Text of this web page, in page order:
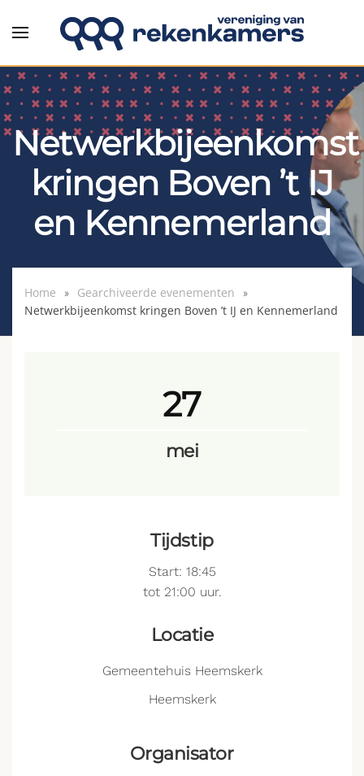
Overslaan en naar de inhoud gaan
Netwerkbijeenkomst
kringen Boven ’t IJ
en Kennemerland
Home
Gearchiveerde evenementen
Netwerkbijeenkomst kringen Boven ’t IJ en Kennemerland
27
mei
Tijdstip
Start: 18:45
tot 21:00 uur.
Locatie
Gemeentehuis Heemskerk
Heemskerk
Organisator